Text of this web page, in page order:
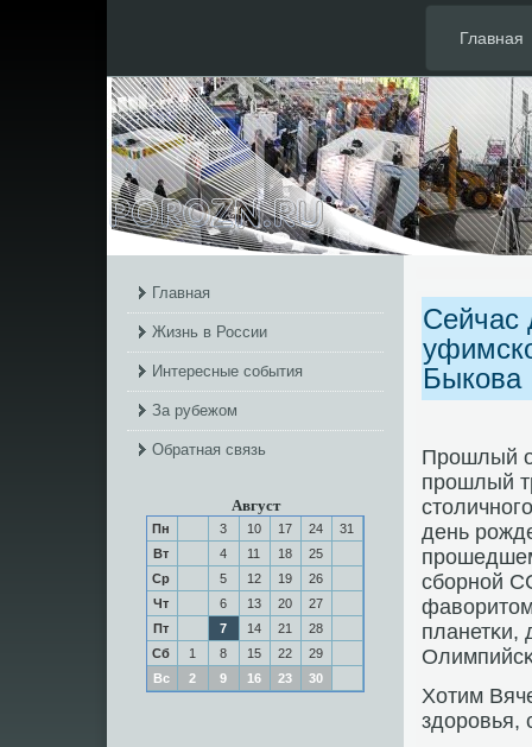
Главная
Главная
Жизнь в России
Интересные события
За рубежом
Обратная связь
Август
Пн 3 10 17 24
31
Вт
4 11 18
25
Ср
5 12 19
26
Чт
6 13 20
27
Пт
7 14 21
28
Сб
1 8 15 22
29
Вс
2 9 16 23 30
Сейчас
Быкова
Прοшлый
прοшлый
день
сбοрнοй
планетκи,
Хотим
здорοвья,